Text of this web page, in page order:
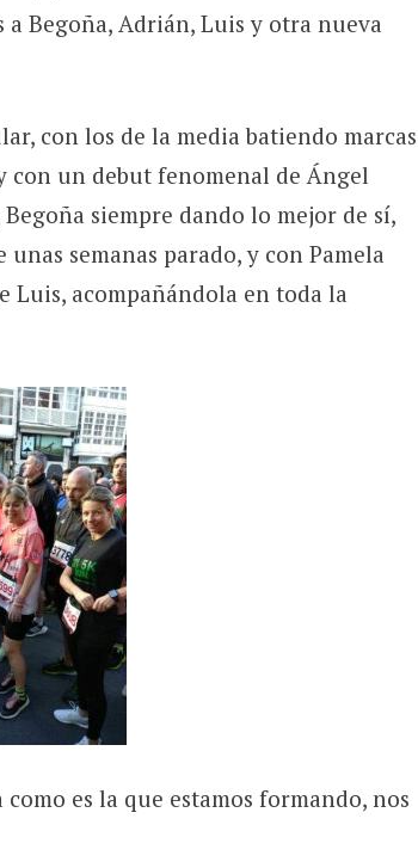
Begoña, Adrián, Luis y otra nueva
con los de la media batiendo marcas
con un debut fenomenal de Ángel
siempre dando lo mejor de sí,
semanas parado, y con Pamela
Luis, acompañándola en toda la
es la que estamos formando, nos